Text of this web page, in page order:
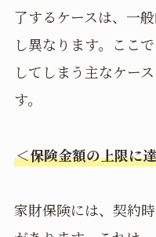
了するケースは、一
し異なります。ここ
してしまう主なケー
す。
＜保険金額の上限に
家財保険には、契約